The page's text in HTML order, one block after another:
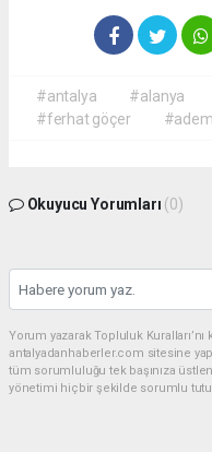
#antalya #alanya
#ferhat göçer
Okuyucu Yorumları (0)
Yorum yazarak Topluluk
antalyadanhaberler.com sitesine
tüm sorumluluğu tek başınıza
yönetimi hiçbir şekilde sorumlu